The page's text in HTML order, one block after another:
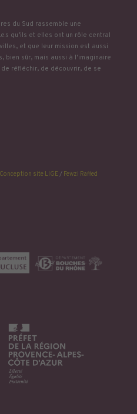
du Sud rassemble une
qu’ils et elles ont un rôle central
et que leur mission est aussi
bien sûr, mais aussi à l'imaginaire
réfléchir, de découvrir, de se
Conception site LIGE/ Fewzi Raffed